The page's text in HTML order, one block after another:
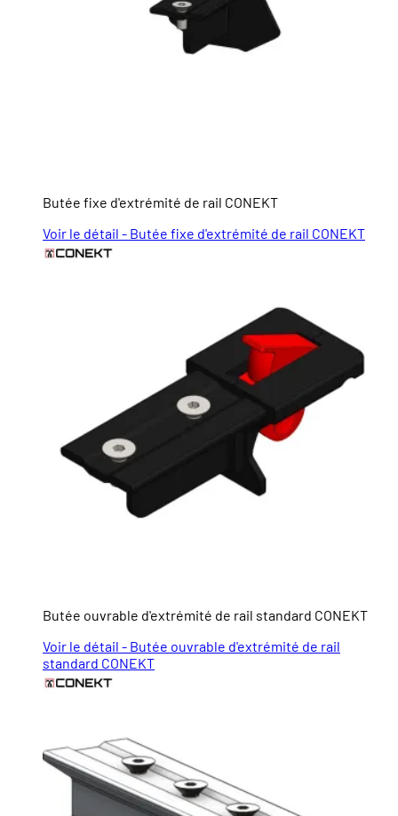
Butée fixe d'extrémité de rail CONEKT
Voir le détail - Butée fixe d'extrémité de rail CONEKT
Butée ouvrable d'extrémité de rail standard CONEKT
Voir le détail - Butée ouvrable d'extrémité de rail
standard CONEKT